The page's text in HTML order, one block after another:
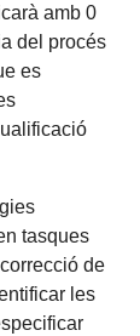
amb 0
del procés
es
tasques
de
les